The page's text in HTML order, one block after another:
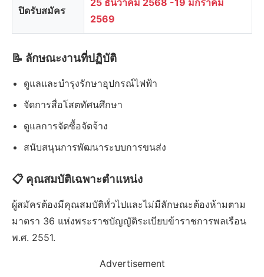
ปิดรับสมัคร
2569
📝 ลักษณะงานที่ปฏิบัติ
ดูแลและบำรุงรักษาอุปกรณ์ไฟฟ้า
จัดการสื่อโสตทัศนศึกษา
ดูแลการจัดซื้อจัดจ้าง
สนับสนุนการพัฒนาระบบการขนส่ง
📋 คุณสมบัติเฉพาะตำแหน่ง
ผู้สมัครต้องมีคุณสมบัติทั่วไปและไม่มีลักษณะต้องห้ามตาม
มาตรา 36 แห่งพระราชบัญญัติระเบียบข้าราชการพลเรือน
พ.ศ. 2551.
Advertisement